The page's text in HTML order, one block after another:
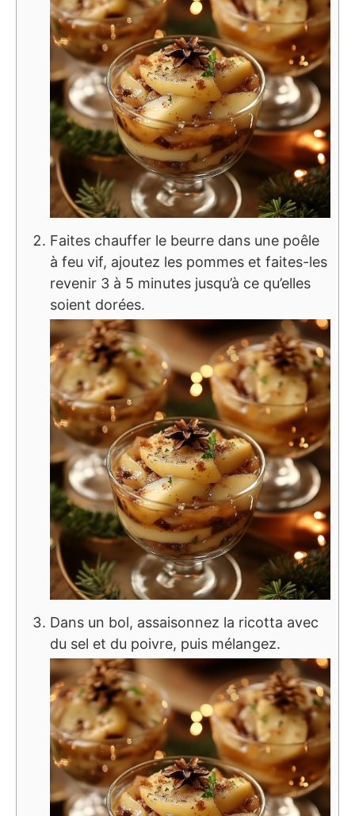
Faites chauffer le beurre dans une poêle
à feu vif, ajoutez les pommes et faites-les
revenir 3 à 5 minutes jusqu’à ce qu’elles
soient dorées.
Dans un bol, assaisonnez la ricotta avec
du sel et du poivre, puis mélangez.